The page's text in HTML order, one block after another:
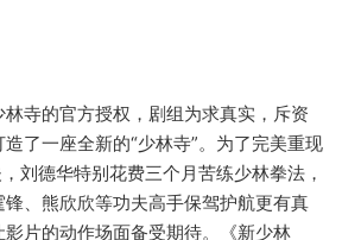
寺的官方授权，剧组为求真实，斥资
了一座全新的“少林寺”。为了完美重现
刘德华特别花费三个月苦练少林拳法，
、熊欣欣等功夫高手保驾护航更有真
片的动作场面备受期待。《新少林